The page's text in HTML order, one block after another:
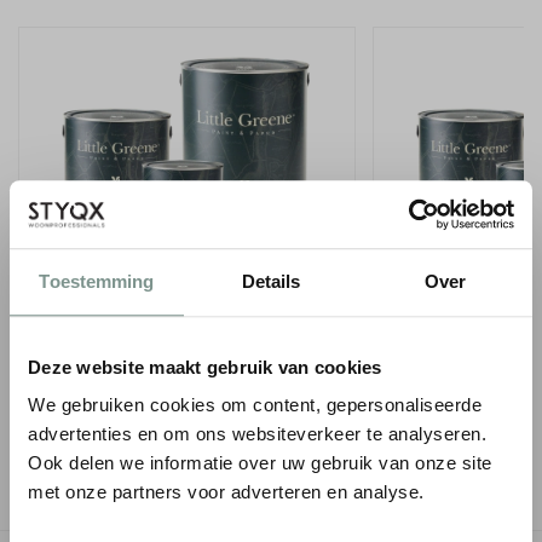
Toestemming Details Over
Deze website maakt gebruik van cookies
We gebruiken cookies om content, gepersonaliseerde
advertenties en om ons websiteverkeer te analyseren.
Ook delen we informatie over uw gebruik van onze site
met onze partners voor adverteren en analyse.
LITTLE GREENE INTELLIGENT SATIN - 1
LITER
€ 75,00
- +
LITTLE GREENE
-